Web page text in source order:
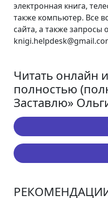
электронная книга,
также компьютер. Все
сайта, а также запросы
Читать онлайн
полностью
Заставлю»